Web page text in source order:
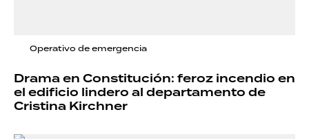
Operativo de emergencia
Drama en Constitución: feroz incendio en
el edificio lindero al departamento de
Cristina Kirchner